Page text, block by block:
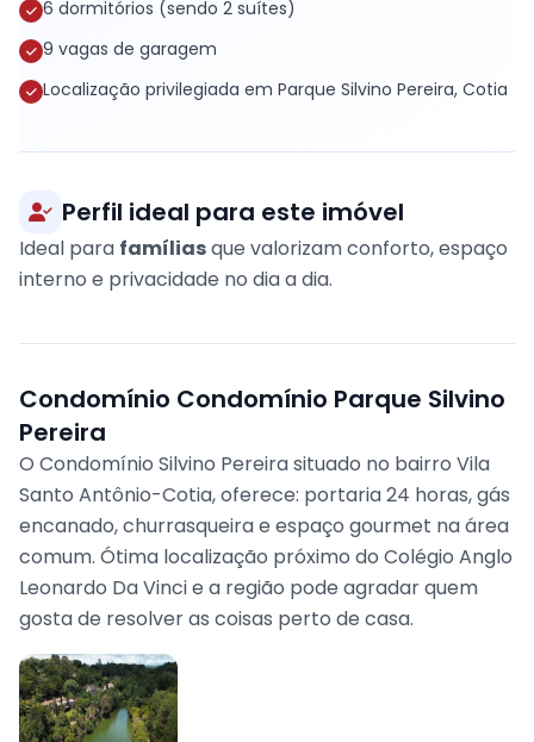
6 dormitórios (sendo 2 suítes)
9 vagas de garagem
Localização privilegiada em Parque Silvino Pereira, Cotia
Perfil ideal para este imóvel
Ideal para famíliasque valorizam conforto, espaço
interno e privacidade no dia a dia.
Condomínio Condomínio Parque Silvino
Pereira
O Condomínio Silvino Pereira situado no bairro Vila
Santo Antônio-Cotia, oferece: portaria 24 horas, gás
encanado, churrasqueira e espaço gourmet na área
comum. Ótima localização próximo do Colégio Anglo
Leonardo Da Vinci e a região pode agradar quem
gosta de resolver as coisas perto de casa.